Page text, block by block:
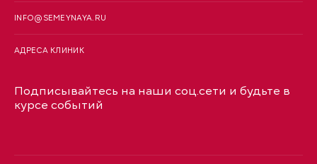
INFO@SEMEYNAYA.RU
АДРЕСА КЛИНИК
Подписывайтесь на наши соц.сети и будьте в
курсе событий